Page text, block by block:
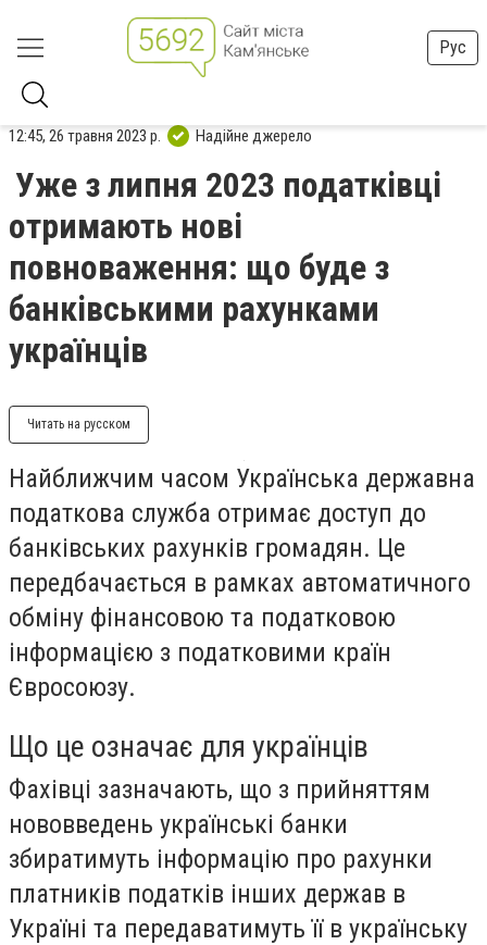
Рус
12:45, 26 травня 2023 р. Надійне джерело
Уже з липня 2023 податківці
отримають нові
повноваження: що буде з
банківськими рахунками
українців
Читать на русском
Найближчим часом Українська державна
податкова служба отримає доступ до
банківських рахунків громадян. Це
передбачається в рамках автоматичного
обміну фінансовою та податковою
інформацією з податковими країн
Євросоюзу.
Що це означає для українців
Фахівці зазначають, що з прийняттям
нововведень українські банки
збиратимуть інформацію про рахунки
платників податків інших держав в
Україні та передаватимуть її в українську